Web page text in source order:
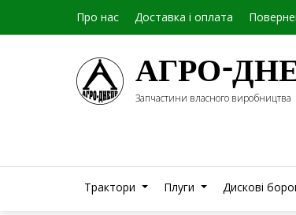
Про нас Доставка і оплата
АГРО-
Запчастини власного виробництва
Трактори Плуги Дискові